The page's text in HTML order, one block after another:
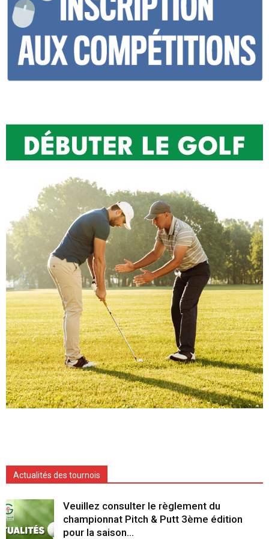
Actualités des tournois
Veuillez consulter le règlement du
championnat Pitch & Putt 3ème édition
pour la saison...